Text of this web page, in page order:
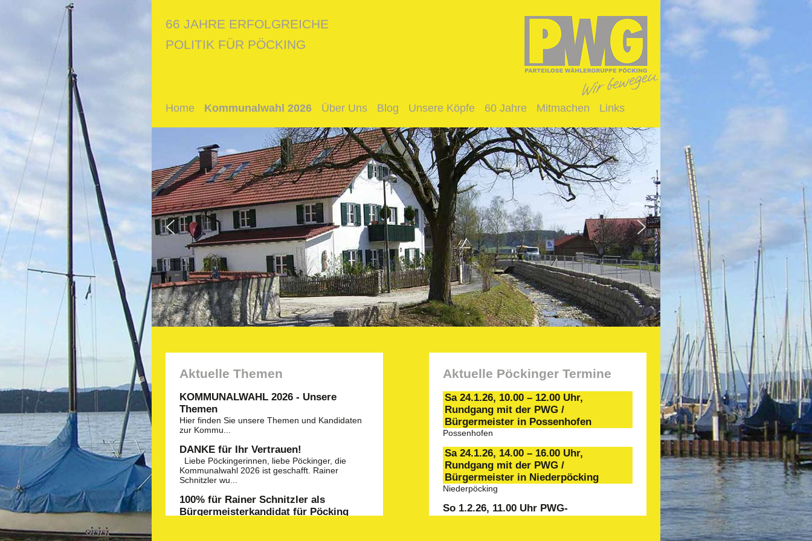
66 JAHRE ERFOLGREICHE
POLITIK FÜR PÖCKING
Home Kommunalwahl 2026 Über Uns Blog Unsere Köpfe 60 Jahre Mitmachen Links
Aktuelle Themen
KOMMUNALWAHL 2026 - Unsere
Themen
Hier finden Sie unsere Themen und Kandidaten
zur Kommu...
DANKE für Ihr Vertrauen!
Liebe Pöckingerinnen, liebe Pöckinger, die
Kommunalwahl 2026 ist geschafft. Rainer
Schnitzler wu...
100% für Rainer Schnitzler als
Bürgermeisterkandidat für Pöcking
Aktuelle Pöckinger Termine
Sa 24.1.26, 10.00 – 12.00 Uhr,
Rundgang mit der PWG /
Bürgermeister in Possenhofen
Possenhofen
Sa 24.1.26, 14.00 – 16.00 Uhr,
Rundgang mit der PWG /
Bürgermeister in Niederpöcking
Niederpöcking
So 1.2.26, 11.00 Uhr PWG-